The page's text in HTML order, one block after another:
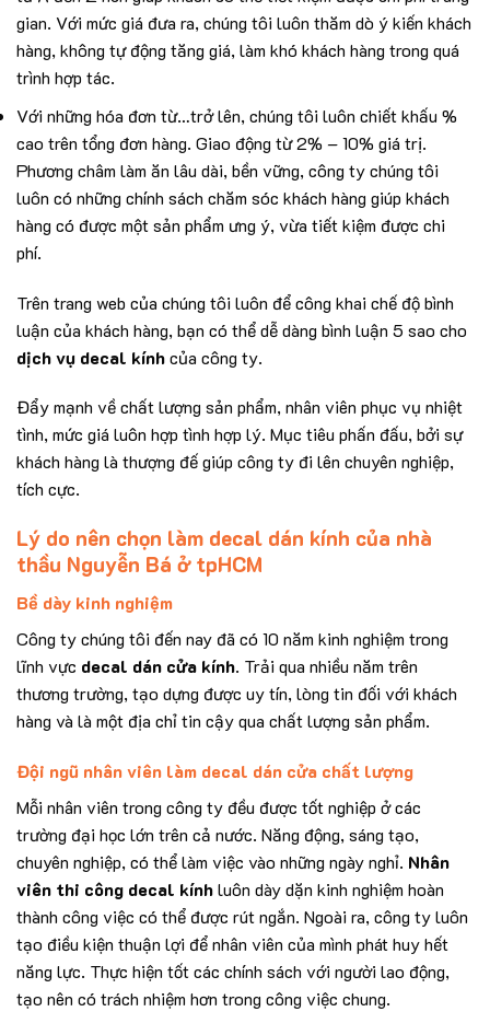
gian. Với mức giá đưa ra, chúng tôi luôn thăm dò ý kiến khách
hàng, không tự động tăng giá, làm khó khách hàng trong quá
trình hợp tác.
Với những hóa đơn từ…trở lên, chúng tôi luôn chiết khấu %
cao trên tổng đơn hàng. Giao động từ 2% – 10% giá trị.
Phương châm làm ăn lâu dài, bền vững, công ty chúng tôi
luôn có những chính sách chăm sóc khách hàng giúp khách
hàng có được một sản phẩm ưng ý, vừa tiết kiệm được chi
phí.
Trên trang web của chúng tôi luôn để công khai chế độ bình
luận của khách hàng, bạn có thể dễ dàng bình luận 5 sao cho
dịch vụ decal kínhcủa công ty.
Đẩy mạnh về chất lượng sản phẩm, nhân viên phục vụ nhiệt
tình, mức giá luôn hợp tình hợp lý. Mục tiêu phấn đấu, bởi sự
khách hàng là thượng đế giúp công ty đi lên chuyên nghiệp,
tích cực.
Lý do nên chọn làm decal dán kính của nhà
thầu Nguyễn Bá ở tpHCM
Bề dày kinh nghiệm
Công ty chúng tôi đến nay đã có 10 năm kinh nghiệm trong
lĩnh vực decal dán cửa kính. Trải qua nhiều năm trên
thương trường, tạo dựng được uy tín, lòng tin đối với khách
hàng và là một địa chỉ tin cậy qua chất lượng sản phẩm.
Đội ngũ nhân viên làm decal dán cửa chất lượng
Mỗi nhân viên trong công ty đều được tốt nghiệp ở các
trường đại học lớn trên cả nước. Năng động, sáng tạo,
chuyên nghiệp, có thể làm việc vào những ngày nghỉ. Nhân
viên thi công decal kínhluôn dày dặn kinh nghiệm hoàn
thành công việc có thể được rút ngắn. Ngoài ra, công ty luôn
tạo điều kiện thuận lợi để nhân viên của mình phát huy hết
năng lực. Thực hiện tốt các chính sách với người lao động,
tạo nên có trách nhiệm hơn trong công việc chung.